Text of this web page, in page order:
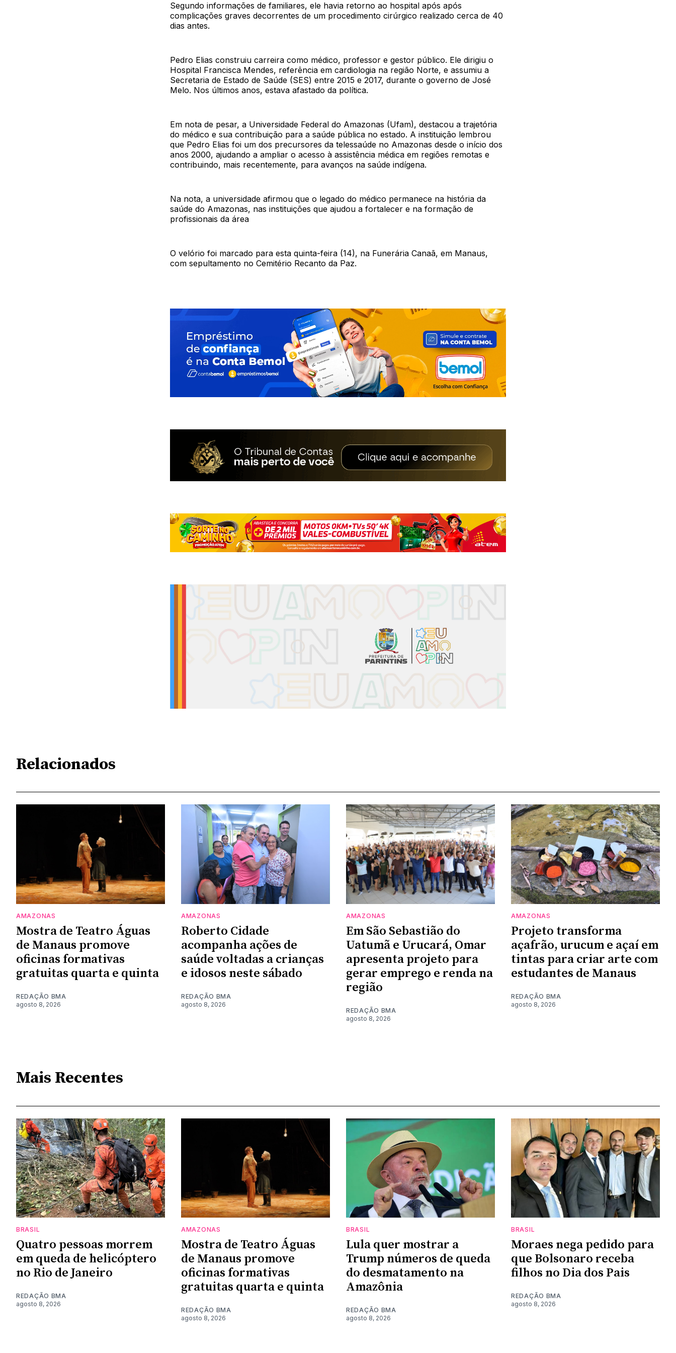
Segundo informações de familiares, ele havia retorno ao hospital após após
complicações graves decorrentes de um procedimento cirúrgico realizado cerca de 40
dias antes.
Pedro Elias construiu carreira como médico, professor e gestor público. Ele dirigiu o
Hospital Francisca Mendes, referência em cardiologia na região Norte, e assumiu a
Secretaria de Estado de Saúde (SES) entre 2015 e 2017, durante o governo de José
Melo. Nos últimos anos, estava afastado da política.
Em nota de pesar, a Universidade Federal do Amazonas (Ufam), destacou a trajetória
do médico e sua contribuição para a saúde pública no estado. A instituição lembrou
que Pedro Elias foi um dos precursores da telessaúde no Amazonas desde o início dos
anos 2000, ajudando a ampliar o acesso à assistência médica em regiões remotas e
contribuindo, mais recentemente, para avanços na saúde indígena.
Na nota, a universidade afirmou que o legado do médico permanece na história da
saúde do Amazonas, nas instituições que ajudou a fortalecer e na formação de
profissionais da área
O velório foi marcado para esta quinta-feira (14), na Funerária Canaã, em Manaus,
com sepultamento no Cemitério Recanto da Paz.
Relacionados
AMAZONAS
Mostra de Teatro Águas
de Manaus promove
oficinas formativas
gratuitas quarta e quinta
REDAÇÃO BMA
agosto 8, 2026
AMAZONAS
Roberto Cidade
acompanha ações de
saúde voltadas a crianças
e idosos neste sábado
REDAÇÃO BMA
agosto 8, 2026
AMAZONAS
Em São Sebastião do
Uatumã e Urucará, Omar
apresenta projeto para
gerar emprego e renda na
região
REDAÇÃO BMA
agosto 8, 2026
AMAZONAS
Projeto transforma
açafrão, urucum e açaí em
tintas para criar arte com
estudantes de Manaus
REDAÇÃO BMA
agosto 8, 2026
Mais Recentes
BRASIL
Quatro pessoas morrem
em queda de helicóptero
no Rio de Janeiro
REDAÇÃO BMA
agosto 8, 2026
AMAZONAS
Mostra de Teatro Águas
de Manaus promove
oficinas formativas
gratuitas quarta e quinta
REDAÇÃO BMA
agosto 8, 2026
BRASIL
Lula quer mostrar a
Trump números de queda
do desmatamento na
Amazônia
REDAÇÃO BMA
agosto 8, 2026
BRASIL
Moraes nega pedido para
que Bolsonaro receba
filhos no Dia dos Pais
REDAÇÃO BMA
agosto 8, 2026